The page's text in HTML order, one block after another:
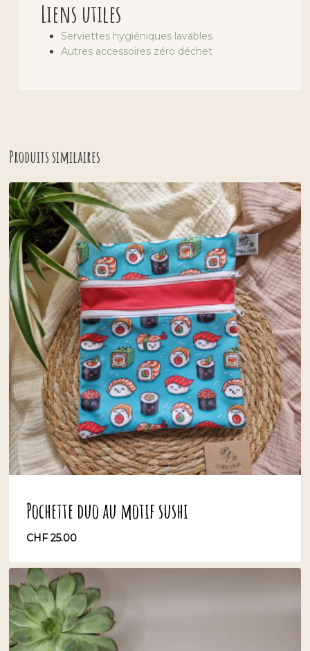
Liens utiles
Serviettes hygiéniques lavables
Autres accessoires zéro déchet
Produits similaires
Pochette duo au motif sushi
CHF25.00
CHF25.00